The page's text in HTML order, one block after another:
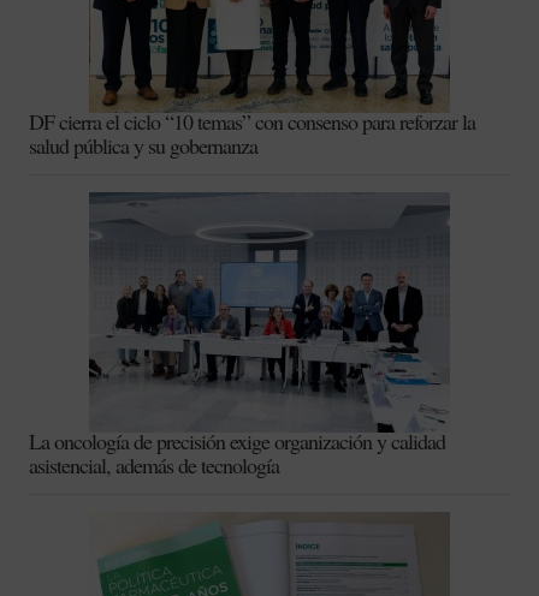
DF cierra el ciclo “10 temas” con consenso para reforzar la
salud pública y su gobernanza
La oncología de precisión exige organización y calidad
asistencial, además de tecnología